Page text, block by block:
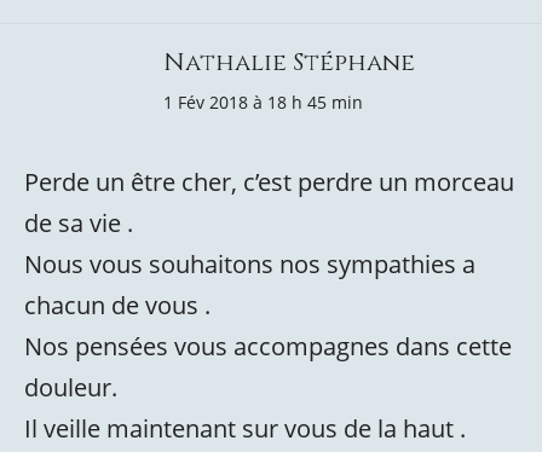
Nathalie Stéphane
1 Fév 2018 à 18 h 45 min
Perde un être cher, c’est perdre un morceau
de sa vie .
Nous vous souhaitons nos sympathies a
chacun de vous .
Nos pensées vous accompagnes dans cette
douleur.
Il veille maintenant sur vous de la haut .